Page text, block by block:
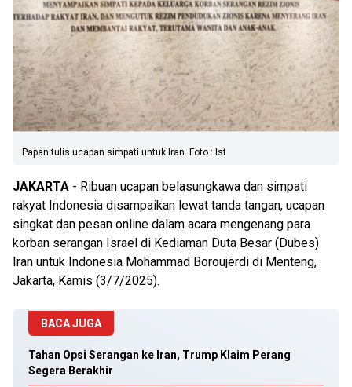
Papan tulis ucapan simpati untuk Iran. Foto : Ist
JAKARTA - Ribuan ucapan belasungkawa dan simpati
rakyat Indonesia disampaikan lewat tanda tangan, ucapan
singkat dan pesan online dalam acara mengenang para
korban serangan Israel di Kediaman Duta Besar (Dubes)
Iran untuk Indonesia Mohammad Boroujerdi di Menteng,
Jakarta, Kamis (3/7/2025).
BACA JUGA
Tahan Opsi Serangan ke Iran, Trump Klaim Perang
Segera Berakhir